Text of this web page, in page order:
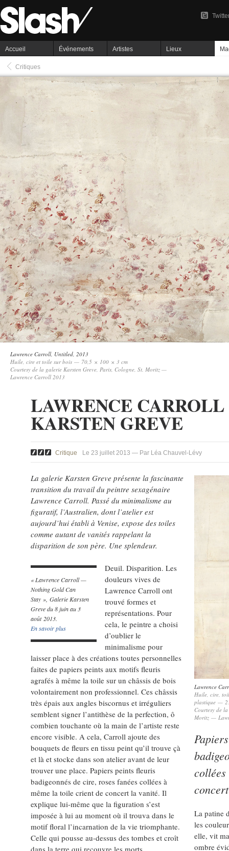
Accueil Événements Artistes Lieux
Critiques
Lawrence Carroll, Untitled, 2013
Huile, cire et toile sur bois — 70,5 × 100 × 3 cm
Courtesy de la galerie Karsten Greve, Paris, Cologne, St. Moritz —
Lawrence Carroll 2013
LAWRENCE
KARSTEN GREVE
Critique Le 23 juillet 2013 — Par Léa Chauvel-Lévy
La galerie Karsten Greve présente la fascinante
transition du travail du peintre sexagénaire
Lawrence Carroll. Passé du minimalisme au
figuratif, l’Australien, dont l’atelier est
aujourd’hui établi à Venise, expose des toiles
comme autant de vanités rappelant la
disparition de son père. Une splendeur.
« Lawrence Carroll —
Nothing Gold Can
Stay », Galerie Karsten
Greve du 8 juin au 3
août 2013.
En savoir plus
Deuil. Disparition. Les
douleurs vives de
Lawrence Carroll ont
trouvé formes et
représentations. Pour
cela, le peintre a choisi
d’oublier le
minimalisme pour
laisser place à des créations toutes personnelles
faites de papiers peints aux motifs fleuris
agrafés à même la toile sur un châssis de bois
volontairement non professionnel. Ces châssis
très épais aux angles biscornus et irréguliers
semblent signer l’antithèse de la perfection, ô
combien touchante où la main de l’artiste reste
encore visible. A cela, Carroll ajoute des
bouquets de fleurs en tissu peint qu’il trouve çà
et là et stocke dans son atelier avant de leur
trouver une place. Papiers peints fleuris
badigeonnés de cire, roses fanées collées à
même la toile crient de concert la vanité. Il
explique lui-même que la figuration s’est
imposée à lui au moment où il trouva dans le
motif floral l’incarnation de la vie triomphante.
Celle qui pousse au-dessus des tombes et croît
dans la terre qui recouvre les morts.
Lawrence
Huile, cire,
plastique —
Courtesy de
Moritz —
La patine
les
elle, vit
ombre